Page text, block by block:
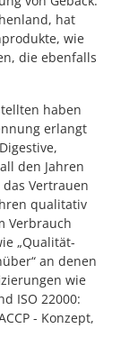
hat
wie
die ebenfalls
haben
erlangt
den Jahren
Vertrauen
qualitativ
Verbrauch
„Qualität-
an denen
wie
ISO 22000:
- Konzept,